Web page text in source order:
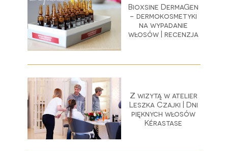
Bioxsine DermaGen
- dermokosmetyki
na wypadanie
włosów | recenzja
Z wizytą w atelier
Leszka Czajki | Dni
pięknych włosów
Kérastase